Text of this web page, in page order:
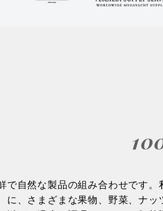
自然な製品の組み合わせです。
に、さまざまな果物、野菜、ナッ